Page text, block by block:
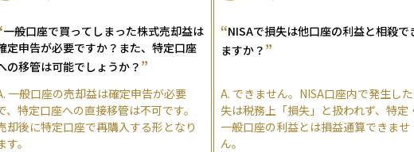
一般口座で買ってしまった株式売却益は
定申告が必要ですか？また、特定口座
の移管は可能でしょうか？ ”
一般口座の売却益は確定申告が必要
、特定口座への直接移管は不可です。
却後に特定口座で再購入する形となり
す。
“NISAで損失は他口座の利益と相殺で
ますか？ ”
A. できません。NISA口座内で発生し
失は税務上「損失」と扱われず、特定
一般口座の利益とは損益通算できませ
ん。